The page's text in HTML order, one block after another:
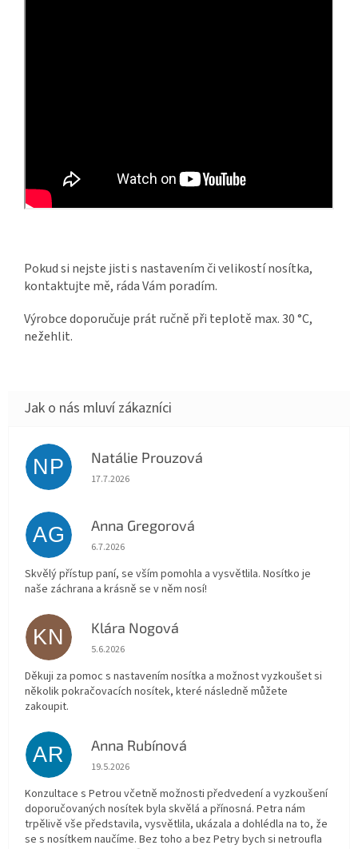
Pokud si nejste jisti s nastavením či velikostí nosítka,
kontaktujte mě, ráda Vám poradím.
Výrobce doporučuje prát ručně při teplotě max. 30 °C,
nežehlit.
NP Natálie Prouzová
Hodnocení obchodu je 5 z 5 hvězdiček.
17.7.2026
AG Anna Gregorová
Hodnocení obchodu je 5 z 5 hvězdiček.
6.7.2026
Skvělý přístup paní, se vším pomohla a vysvětlila. Nosítko je
naše záchrana a krásně se v něm nosí!
KN Klára Nogová
Hodnocení obchodu je 5 z 5 hvězdiček.
5.6.2026
Děkuji za pomoc s nastavením nosítka a možnost vyzkoušet si
několik pokračovacích nosítek, které následně můžete
zakoupit.
AR Anna Rubínová
Hodnocení obchodu je 5 z 5 hvězdiček.
19.5.2026
Konzultace s Petrou včetně možnosti předvedení a vyzkoušení
doporučovaných nosítek byla skvělá a přínosná. Petra nám
trpělivě vše představila, vysvětlila, ukázala a dohlédla na to, že
se s nosítkem naučíme. Bez toho a bez Petry bych si netroufla